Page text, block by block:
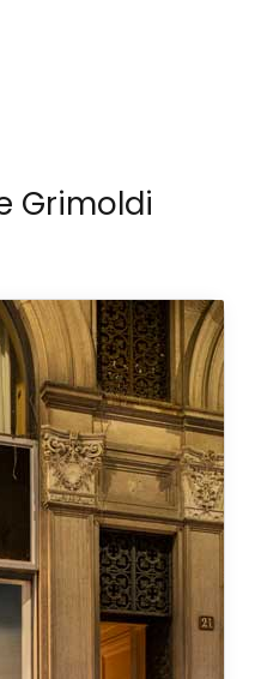
Grimoldi